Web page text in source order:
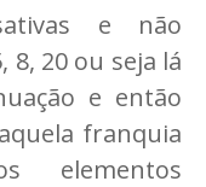
e não
8, 20 ou seja lá
e então
franquia
elementos